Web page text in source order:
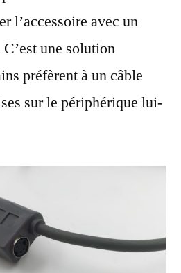
l’accessoire avec un
une solution
préfèrent à un câble
sur le périphérique lui-